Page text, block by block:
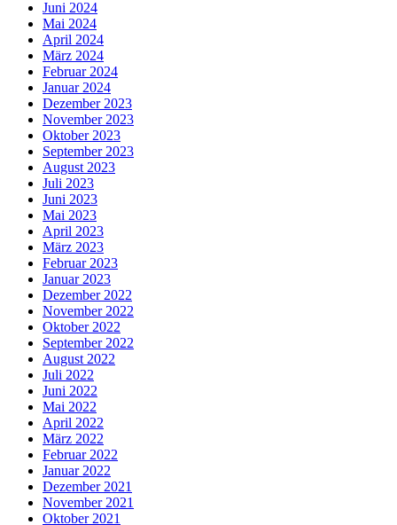
Juni 2024
Mai 2024
April 2024
März 2024
Februar 2024
Januar 2024
Dezember 2023
November 2023
Oktober 2023
September 2023
August 2023
Juli 2023
Juni 2023
Mai 2023
April 2023
März 2023
Februar 2023
Januar 2023
Dezember 2022
November 2022
Oktober 2022
September 2022
August 2022
Juli 2022
Juni 2022
Mai 2022
April 2022
März 2022
Februar 2022
Januar 2022
Dezember 2021
November 2021
Oktober 2021